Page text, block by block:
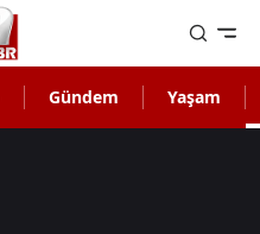
Gündem Yaşam